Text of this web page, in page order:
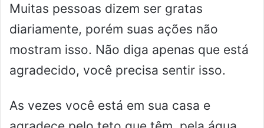
Muitas pessoas dizem ser gratas
diariamente, porém suas ações não
mostram isso. Não diga apenas que está
agradecido, você precisa sentir isso.
As vezes você está em sua casa e